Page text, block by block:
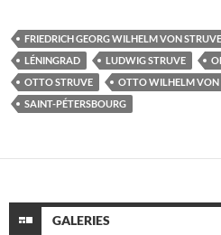
FRIEDRICH GEORG WILHELM VON STRUVE
LÉNINGRAD
LUDWIG STRUVE
OTTO STRUVE
OTTO WILHELM VON
SAINT-PÉTERSBOURG
GALERIES